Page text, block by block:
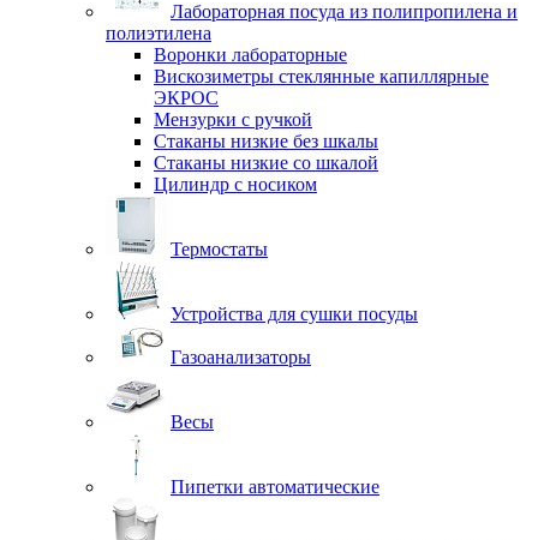
Лабораторная посуда из полипропилена и
полиэтилена
Воронки лабораторные
Вискозиметры стеклянные капиллярные
ЭКРОС
Мензурки с ручкой
Стаканы низкие без шкалы
Стаканы низкие со шкалой
Цилиндр с носиком
Термостаты
Устройства для сушки посуды
Газоанализаторы
Весы
Пипетки автоматические